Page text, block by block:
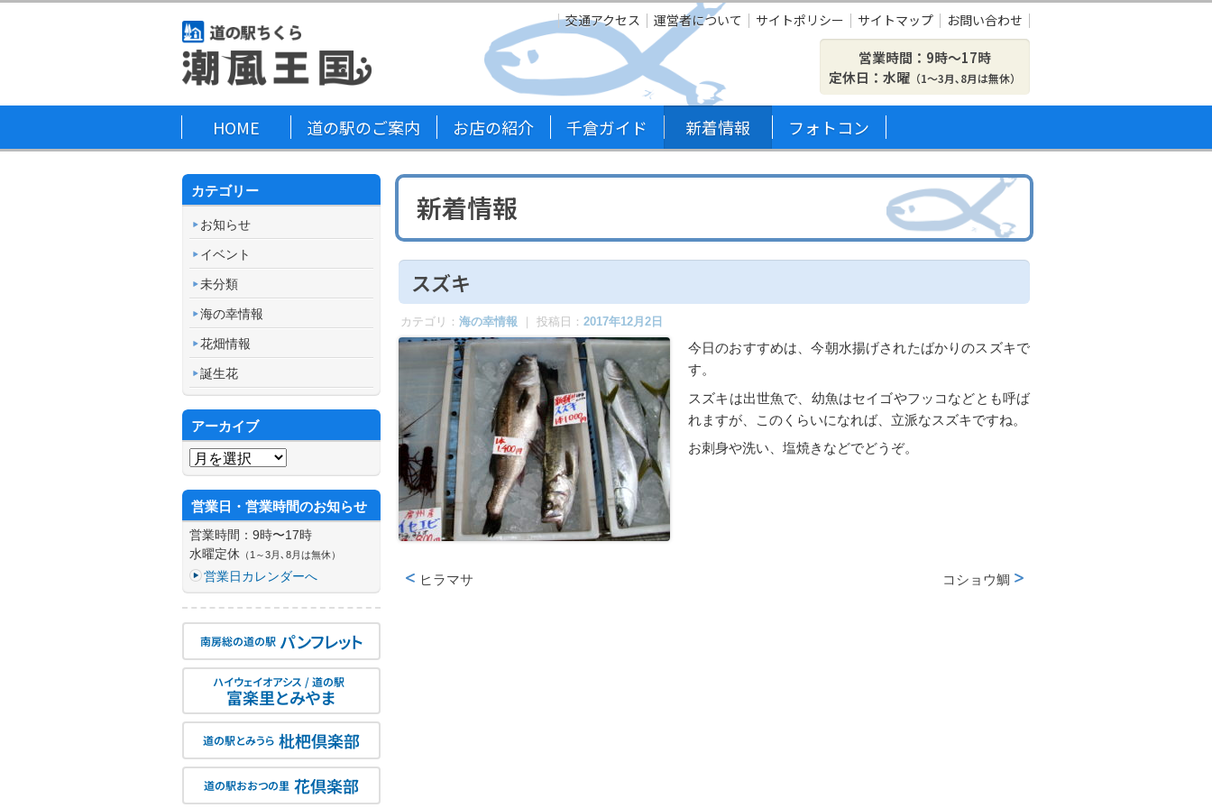
交通アクセス 運営者について サイトポリシー サイトマップ お問い合わせ
営業時間：9時〜17時
定休日：水曜 （1～3月､8月は無休）
HOME 道の駅のご案内 お店の紹介 千倉ガイド 新着情報 フォトコン
新着情報
スズキ
カテゴリ： 海の幸情報 ｜ 投稿日： 2017年12月2日
今日のおすすめは、今朝水揚げされたばかりのスズキで
す。
スズキは出世魚で、幼魚はセイゴやフッコなどとも呼ば
れますが、このくらいになれば、立派なスズキですね。
お刺身や洗い、塩焼きなどでどうぞ。
コショウ鯛
ヒラマサ
カテゴリー
お知らせ
イベント
未分類
海の幸情報
花畑情報
誕生花
アーカイブ
アーカイブ
営業日・営業時間のお知らせ
営業時間：9時〜17時
水曜定休 （1～3月､8月は無休）
営業日カレンダーへ
南房総の道の駅 パンフレット
ハイウェイオアシス / 道の駅
富楽里とみやま
道の駅とみうら 枇杷倶楽部
道の駅おおつの里 花倶楽部